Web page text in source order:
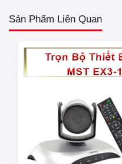
- Góc nhìn siêu rộng:
- Có Tính năng lật
- Tính năng đặc biệt:
phòng họp (điều
bạn hãy xem video
Sản Phẩm Liên Quan